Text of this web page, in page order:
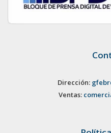
Dirección:
Ventas: